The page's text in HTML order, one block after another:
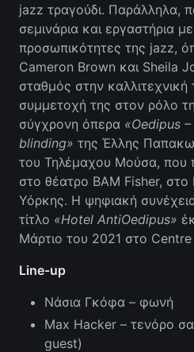
jazz τραγούδι. Παράλληλα,
σεμινάρια και εργαστήρια
προσωπικότητες της jazz,
Cameron Brown και Sheila
σταθμός στην
συμμετοχή της στον ρόλο
σύγχρονη όπερα «Oedipus
blinding» της Έλλης
του Τηλέμαχου Μούσα, που
στο θέατρο BAM Fisher,
Υόρκης. Η ψηφιακή
τίτλο «Hotel AntiOedipus»
Μάρτιο του 2021 στο
Line-up
Νάσια Γκόφα – φωνή
Max Hacker – τενόρο
guest)